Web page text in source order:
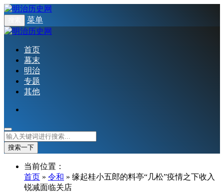
菜单
首页
幕末
明治
专题
其他
搜索一下
当前位置：
首页 » 令和 » 缘起桂小五郎的料亭“几松”疫情之下收入
锐减面临关店